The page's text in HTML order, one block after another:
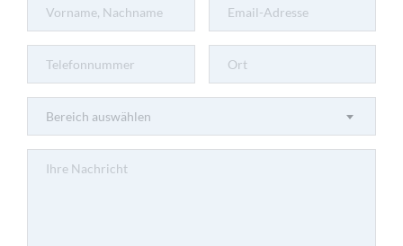
Bereich auswählen